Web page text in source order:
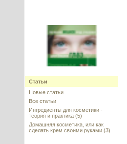
Статьи
Новые статьи
Все статьи
Ингредиенты для косметики -
теория и практика (5)
Домашняя косметика, или как
сделать крем своими руками (3)